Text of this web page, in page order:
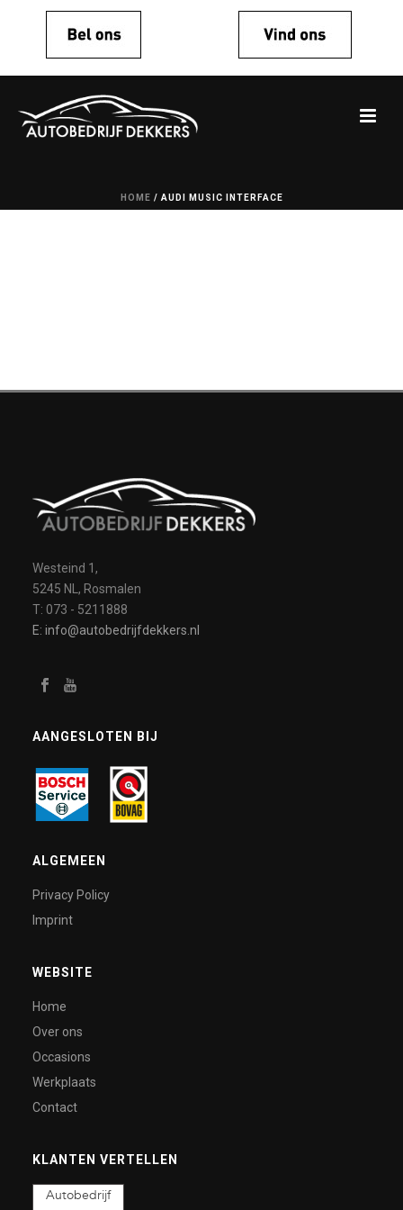
HOME / AUDI MUSIC INTERFACE
Westeind 1,
5245 NL, Rosmalen
T: 073 - 5211888
E: info@autobedrijfdekkers.nl
AANGESLOTEN BIJ
ALGEMEEN
Privacy Policy
Imprint
WEBSITE
Home
Over ons
Occasions
Werkplaats
Contact
KLANTEN VERTELLEN
Autobedrijf